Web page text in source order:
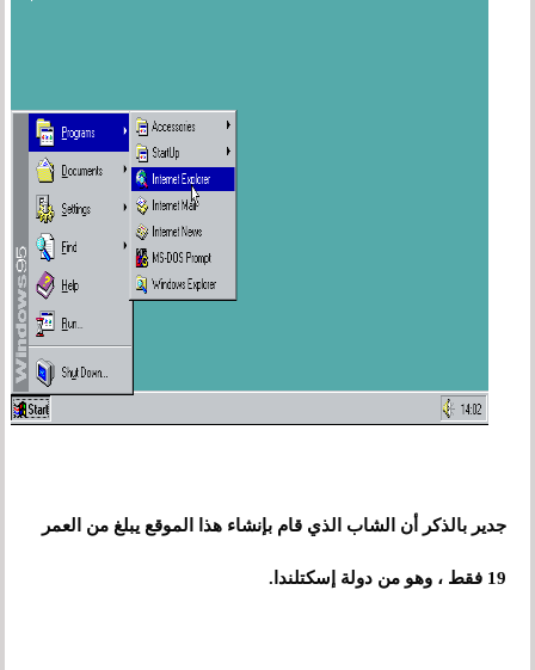
جدير بالذكر أن الشاب الذي قام بإنشاء هذا الموقع يبلغ من العمر
19 فقط ، وهو من دولة إسكتلندا.